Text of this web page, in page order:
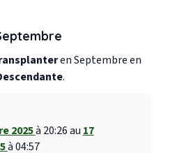
en Septembre en
.
2025à 20:26 au 17
à 04:57